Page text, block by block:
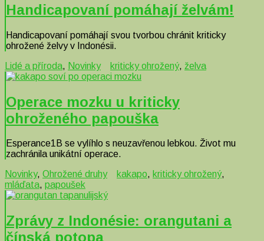
Handicapovaní pomáhají želvám!
Handicapovaní pomáhají svou tvorbou chránit kriticky
ohrožené želvy v Indonésii.
Lidé a příroda, Novinky kriticky ohrožený, želva
Operace mozku u kriticky
ohroženého papouška
Esperance1B se vylíhlo s neuzavřenou lebkou. Život mu
zachránila unikátní operace.
Novinky, Ohrožené druhy kakapo, kriticky ohrožený,
mláďata, papoušek
Zprávy z Indonésie: orangutani a
čínská potopa